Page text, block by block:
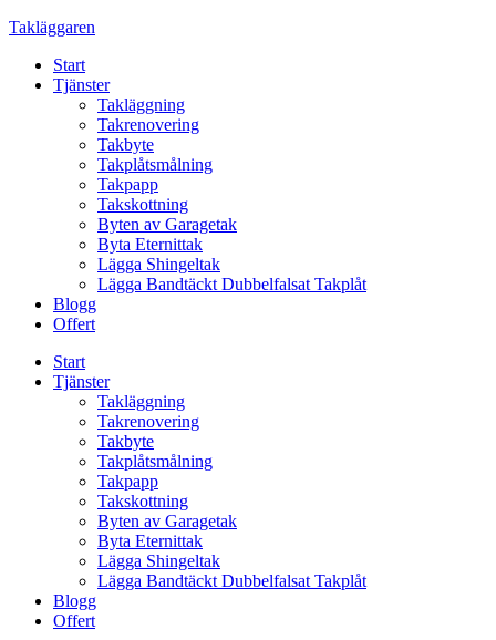
Skip
content
Takläggaren
Start
Tjänster
Takläggning
Takrenovering
Takbyte
Takplåtsmålning
Takpapp
Takskottning
Byten av Garagetak
Byta Eternittak
Lägga Shingeltak
Lägga Bandtäckt Dubbelfalsat Takplåt
Blogg
Offert
Start
Tjänster
Takläggning
Takrenovering
Takbyte
Takplåtsmålning
Takpapp
Takskottning
Byten av Garagetak
Byta Eternittak
Lägga Shingeltak
Lägga Bandtäckt Dubbelfalsat Takplåt
Blogg
Offert